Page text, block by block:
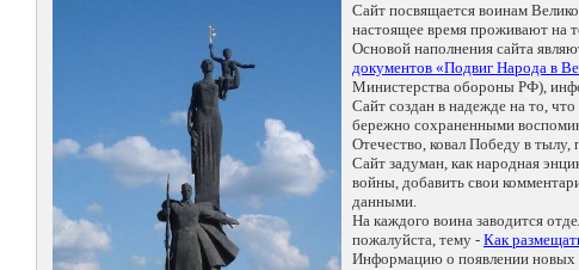
Сайт посвящается воинам
настоящее время проживают на
Основой наполнения сайта
документов «Подвиг Народа в
Министерства обороны РФ),
Сайт создан в надежде на то,
бережно сохраненными
Отечество, ковал Победу в
Сайт задуман, как народная
войны, добавить свои
данными.
На каждого воина заводится
пожалуйста, тему - Как
Информацию о появлении новых